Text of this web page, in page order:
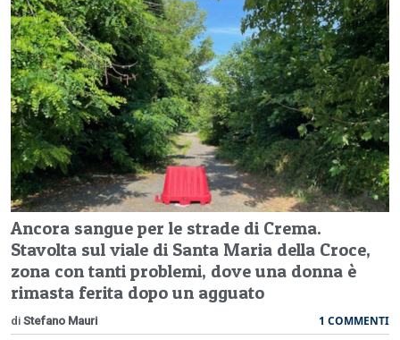
Ancora sangue per le strade di Crema.
Stavolta sul viale di Santa Maria della Croce,
zona con tanti problemi, dove una donna è
rimasta ferita dopo un agguato
di Stefano Mauri 1 COMMENTI